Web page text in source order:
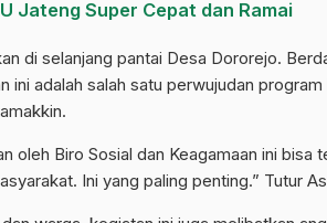
Jateng Super Cepat dan Ramai
di selanjang pantai Desa Dororejo.
ini adalah salah satu perwujudan
oleh Biro Sosial dan Keagamaan ini bisa
Ini yang paling penting.” Tutur